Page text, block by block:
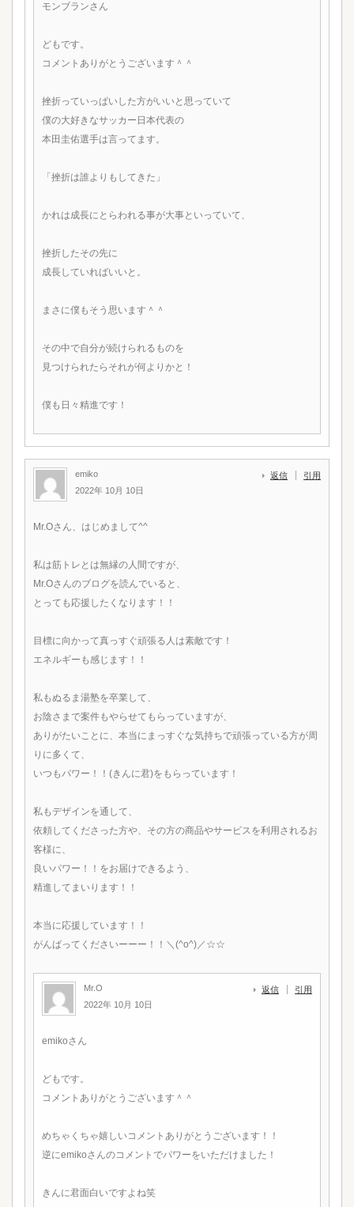
モンブランさん
どもです。
コメントありがとうございます＾＾
挫折っていっぱいした方がいいと思っていて
僕の大好きなサッカー日本代表の
本田圭佑選手は言ってます。
「挫折は誰よりもしてきた」
かれは成長にとらわれる事が大事といっていて、
挫折したその先に
成長していればいいと。
まさに僕もそう思います＾＾
その中で自分が続けられるものを
見つけられたらそれが何よりかと！
僕も日々精進です！
emiko
2022年 10月 10日
返信 引用
Mr.Oさん、はじめまして^^
私は筋トレとは無縁の人間ですが、
Mr.Oさんのブログを読んでいると、
とっても応援したくなります！！
目標に向かって真っすぐ頑張る人は素敵です！
エネルギーも感じます！！
私もぬるま湯塾を卒業して、
お陰さまで案件もやらせてもらっていますが、
ありがたいことに、本当にまっすぐな気持ちで頑張っている方が周
りに多くて、
いつもパワー！！(きんに君)をもらっています！
私もデザインを通して、
依頼してくださった方や、その方の商品やサービスを利用されるお
客様に、
良いパワー！！をお届けできるよう、
精進してまいります！！
本当に応援しています！！
がんばってくださいーーー！！＼(^o^)／☆☆
Mr.O
2022年 10月 10日
返信 引用
emikoさん
どもです。
コメントありがとうございます＾＾
めちゃくちゃ嬉しいコメントありがとうございます！！
逆にemikoさんのコメントでパワーをいただけました！
きんに君面白いですよね笑